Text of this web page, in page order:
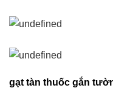
gạt tàn thuốc gắn